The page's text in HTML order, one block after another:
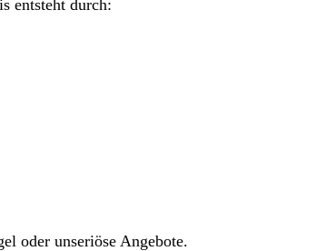
entsteht durch:
oder unseriöse Angebote.